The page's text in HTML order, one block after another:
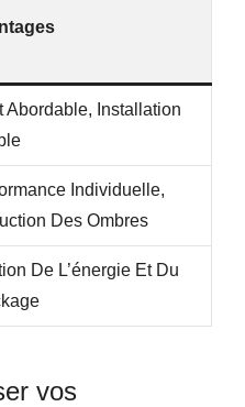
Abordable, Installation
Individuelle,
Des Ombres
De L’énergie Et Du
vos